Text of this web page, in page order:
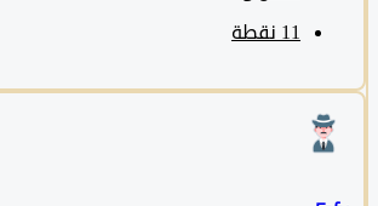
نقطة